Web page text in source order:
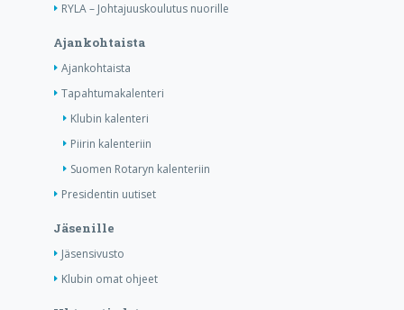
RYLA – Johtajuuskoulutus nuorille
Ajankohtaista
Ajankohtaista
Tapahtumakalenteri
Klubin kalenteri
Piirin kalenteriin
Suomen Rotaryn kalenteriin
Presidentin uutiset
Jäsenille
Jäsensivusto
Klubin omat ohjeet